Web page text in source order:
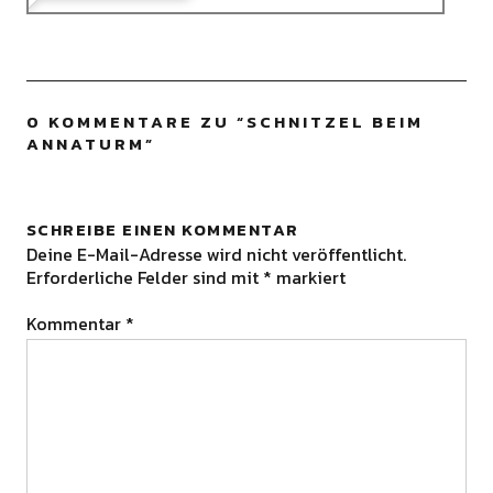
0 KOMMENTARE ZU “SCHNITZEL BEIM
ANNATURM”
SCHREIBE EINEN KOMMENTAR
Deine E-Mail-Adresse wird nicht veröffentlicht.
Erforderliche Felder sind mit * markiert
Kommentar *